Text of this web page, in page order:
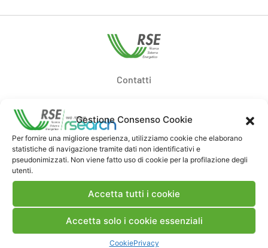
Gestione Consenso Cookie
Per fornire una migliore esperienza, utilizziamo cookie che elaborano
statistiche di navigazione tramite dati non identificativi e
pseudonimizzati. Non viene fatto uso di cookie per la profilazione degli
utenti.
Accetta tutti i cookie
Accetta solo i cookie essenziali
CookiePrivacy
Contatti
Note Legali
Dove siamo
Bandi di gara e contratti
Whistleblowing